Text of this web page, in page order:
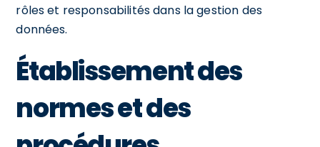
rôles et responsabilités dans la gestion des
données.
Établissement des
normes et des